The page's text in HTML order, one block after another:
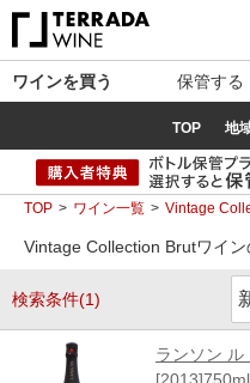
ワインを買う 保管する
TOP 地
TOP ワイン一覧 Vintage
Vintage Collection Brutワイ
検索条件(1)
ランソン ル